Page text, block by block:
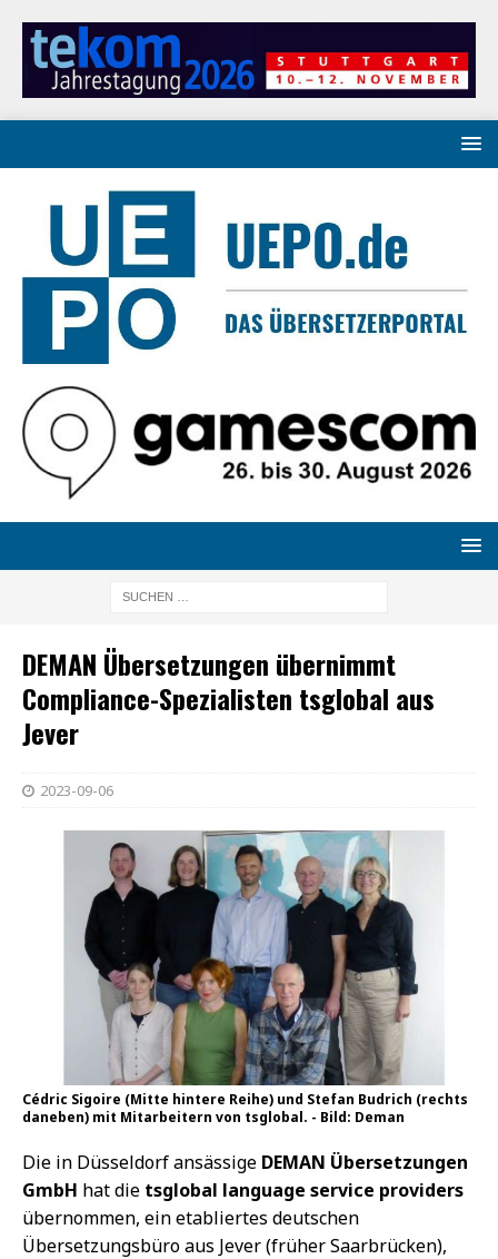
DEMAN Übersetzungen übernimmt
Compliance-Spezialisten tsglobal aus
Jever
2023-09-06
Cédric Sigoire (Mitte hintere Reihe) und Stefan Budrich (rechts
daneben) mit Mitarbeitern von tsglobal. - Bild: Deman
Die in Düsseldorf ansässige DEMAN Übersetzungen
GmbH hat die tsglobal language service providers
übernommen, ein etabliertes deutschen
Übersetzungsbüro aus Jever (früher Saarbrücken),